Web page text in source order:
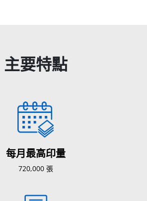
主要特點
每月最高印量
720,000 張